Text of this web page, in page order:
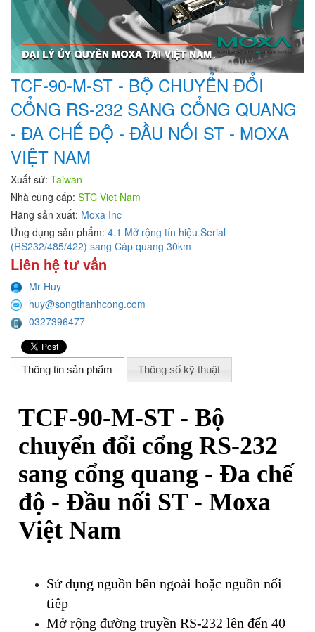
TCF-90-M-ST - BỘ CHUYỂN ĐỔI
CỔNG RS-232 SANG CỔNG QUANG
- ĐA CHẾ ĐỘ - ĐẦU NỐI ST - MOXA
VIỆT NAM
Xuất sứ: Taiwan
Nhà cung cấp: STC Viet Nam
Hãng sản xuất: Moxa Inc
Ứng dụng sản phẩm: 4.1 Mở rộng tín hiệu Serial
(RS232/485/422) sang Cáp quang 30km
Liên hệ tư vấn
Mr Huy
huy@songthanhcong.com
0327396477
Thông tin sản phẩm Thông số kỹ thuật
TCF-90-M-ST - Bộ
chuyển đổi cổng RS-232
sang cổng quang - Đa chế
độ - Đầu nối ST - Moxa
Việt Nam
Sử dụng nguồn bên ngoài hoặc nguồn nối
tiếp
Mở rộng đường truyền RS-232 lên đến 40